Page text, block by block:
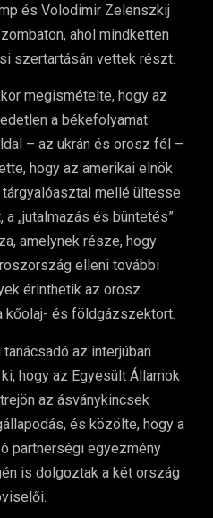
és Volodimir Zelenszkij
ahol mindketten
szertartásán vettek részt.
megismételte, hogy az
a békefolyamat
– az ukrán és orosz fél –
hogy az amerikai elnök
tárgyalóasztal mellé ültesse
„jutalmazás és büntetés”
amelynek része, hogy
elleni további
érinthetik az orosz
kőolaj- és földgázszektort.
az interjúban
hogy az Egyesült Államok
az ásványkincsek
és közölte, hogy a
partnerségi egyezmény
is dolgoztak a két ország